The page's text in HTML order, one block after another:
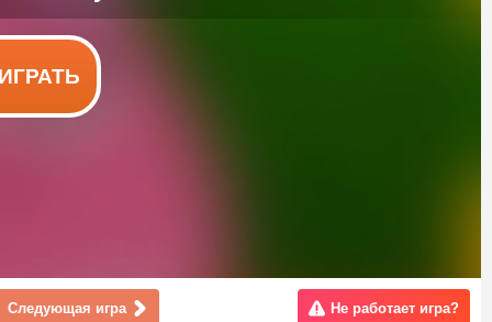
Следующая игра Не работает игра?